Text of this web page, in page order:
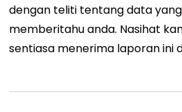
dengan teliti tentang data
memberitahu anda. Nasihat
sentiasa menerima laporan ini